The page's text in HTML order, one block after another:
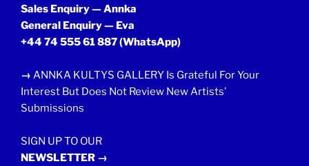
Sales Enquiry — Annka
General Enquiry — Eva
+44 74 555 61 887(WhatsApp)
→ ANNKA KULTYS GALLERY Is Grateful For Your
Interest But Does Not Review New Artists’
Submissions
SIGN UP TO OUR
NEWSLETTER →